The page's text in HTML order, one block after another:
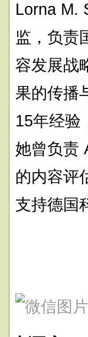
Lorna M.
监，负责
容发展战
果的传播
15年经验
她曾负责
的内容评
支持德国